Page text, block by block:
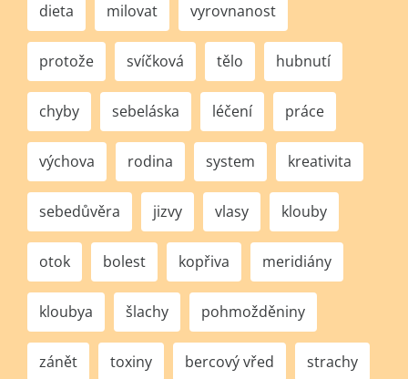
dieta milovat vyrovnanost
protože svíčková tělo hubnutí
chyby sebeláska léčení práce
výchova rodina system kreativita
sebedůvěra jizvy vlasy klouby
otok bolest kopřiva meridiány
kloubya šlachy pohmožděniny
zánět toxiny bercový vřed strachy